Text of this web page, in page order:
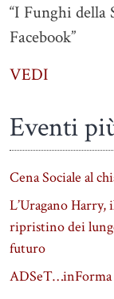
“I Funghi della
Facebook”
VEDI
Eventi
Cena Sociale al
L’Uragano
ripristino dei
futuro
ADSeT…inForma